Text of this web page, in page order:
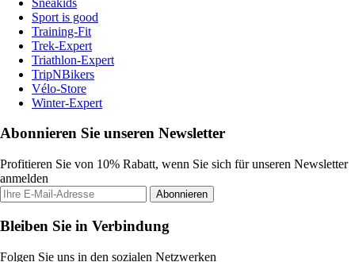
Sport is good
Training-Fit
Trek-Expert
Triathlon-Expert
TripNBikers
Vélo-Store
Winter-Expert
Abonnieren Sie unseren Newsletter
Profitieren Sie von 10% Rabatt, wenn Sie sich für unseren Newsletter
anmelden
Abonnieren
Bleiben Sie in Verbindung
Folgen Sie uns in den sozialen Netzwerken